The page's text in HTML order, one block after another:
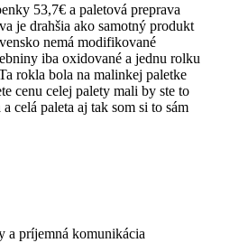
53,7€ a paletová preprava
je drahšia ako samotný produkt
nemá modifikované
iba oxidované a jednu rolku
rokla bola na malinkej paletke
cenu celej palety mali by ste to
celá paleta aj tak som si to sám
a príjemná komunikácia